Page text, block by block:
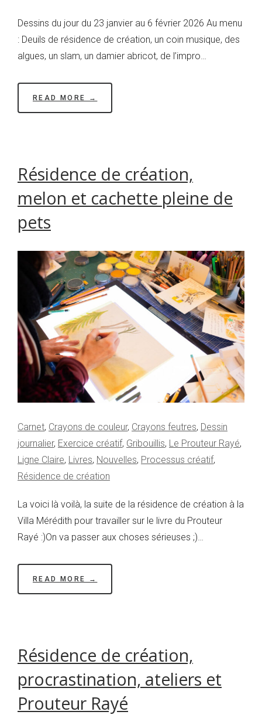
Dessins du jour du 23 janvier au 6 février 2026 Au menu
: Deuils de résidence de création, un coin musique, des
algues, un slam, un damier abricot, de l’impro…
READ MORE →
Résidence de création,
melon et cachette pleine de
pets
Carnet, Crayons de couleur, Crayons feutres, Dessin
journalier, Exercice créatif, Gribouillis, Le Prouteur Rayé,
Ligne Claire, Livres, Nouvelles, Processus créatif,
Résidence de création
La voici là voilà, la suite de la résidence de création à la
Villa Mérédith pour travailler sur le livre du Prouteur
Rayé :)On va passer aux choses sérieuses ;)…
READ MORE →
Résidence de création,
procrastination, ateliers et
Prouteur Rayé